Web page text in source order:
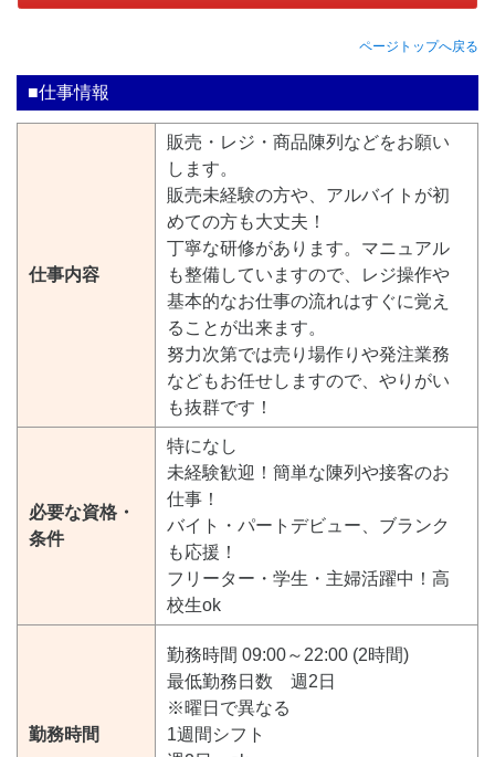
ページトップへ戻る
■仕事情報
仕事内容
販売・レジ・商品陳列などをお願い
します。
販売未経験の方や、アルバイトが初
めての方も大丈夫！
丁寧な研修があります。マニュアル
も整備していますので、レジ操作や
基本的なお仕事の流れはすぐに覚え
ることが出来ます。
努力次第では売り場作りや発注業務
などもお任せしますので、やりがい
も抜群です！
必要な資格・
条件
特になし
未経験歓迎！簡単な陳列や接客のお
仕事！
バイト・パートデビュー、ブランク
も応援！
フリーター・学生・主婦活躍中！高
校生ok
勤務時間
勤務時間 09:00～22:00 (2時間)
最低勤務日数 週2日
※曜日で異なる
1週間シフト